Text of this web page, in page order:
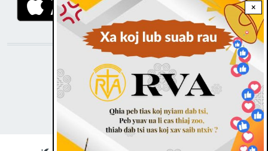
×
STAY CONNECTED WITH US!